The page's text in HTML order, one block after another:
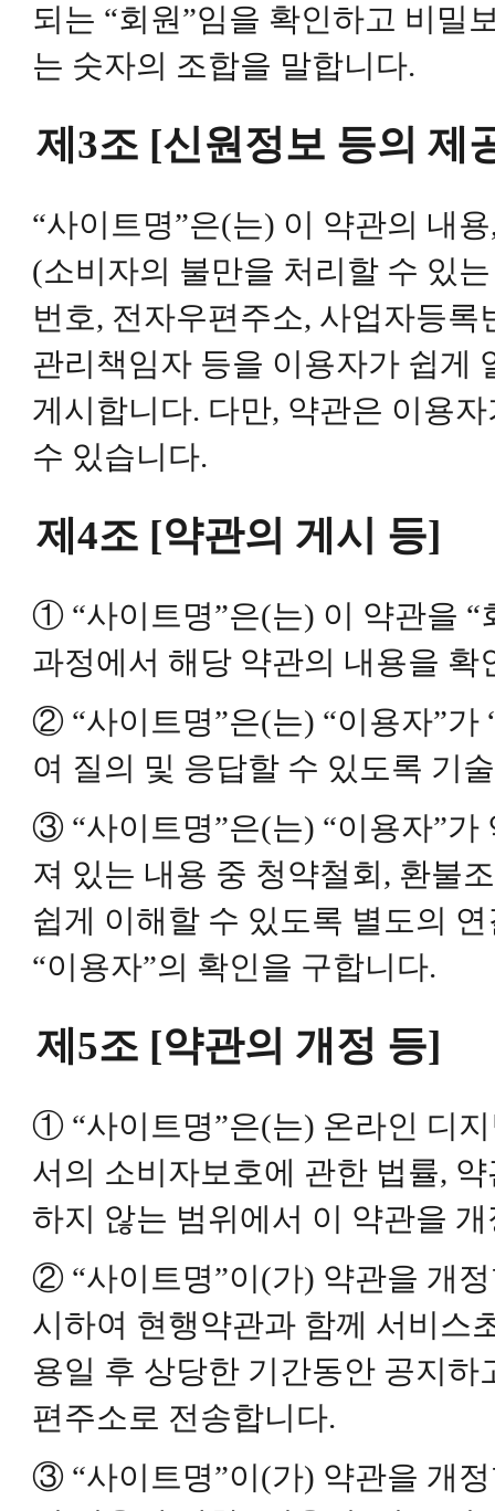
되는 “회원”임을 확인하고 비밀
는 숫자의 조합을 말합니다.
제3조 [신원정보 등의 제
“사이트명”은(는) 이 약관의 내
(소비자의 불만을 처리할 수 있
번호, 전자우편주소, 사업자등
관리책임자 등을 이용자가 쉽게
게시합니다. 다만, 약관은 이용
수 있습니다.
제4조 [약관의 게시 등]
① “사이트명”은(는) 이 약관을 “
과정에서 해당 약관의 내용을
② “사이트명”은(는) “이용자”가
여 질의 및 응답할 수 있도록 기
③ “사이트명”은(는) “이용자”가
져 있는 내용 중 청약철회, 환불
쉽게 이해할 수 있도록 별도의
“이용자”의 확인을 구합니다.
제5조 [약관의 개정 등]
① “사이트명”은(는) 온라인 디
서의 소비자보호에 관한 법률,
하지 않는 범위에서 이 약관을
② “사이트명”이(가) 약관을 개
시하여 현행약관과 함께 서비스
용일 후 상당한 기간동안 공지
편주소로 전송합니다.
③ “사이트명”이(가) 약관을 개